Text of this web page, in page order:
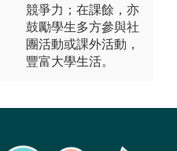
競爭力；在課餘，亦
鼓勵學生多方參與社
團活動或課外活動，
豐富大學生活。